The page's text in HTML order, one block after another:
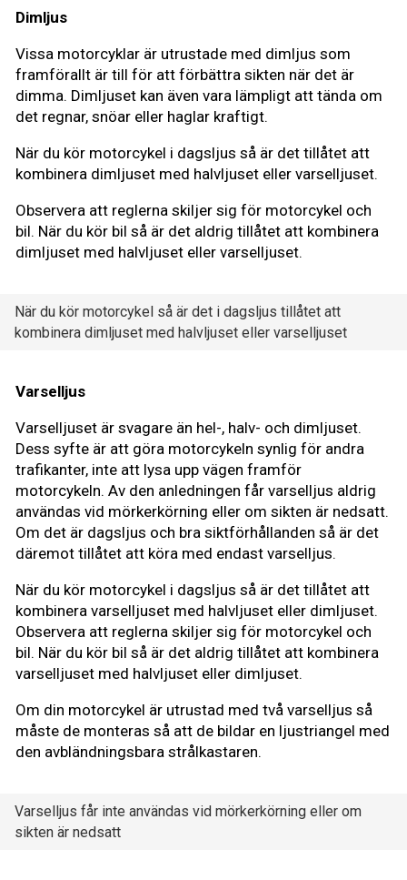
Dimljus
Vissa motorcyklar är utrustade med dimljus som
framförallt är till för att förbättra sikten när det är
dimma. Dimljuset kan även vara lämpligt att tända om
det regnar, snöar eller haglar kraftigt.
När du kör motorcykel i dagsljus så är det tillåtet att
kombinera dimljuset med halvljuset eller varselljuset.
Observera att reglerna skiljer sig för motorcykel och
bil. När du kör bil så är det aldrig tillåtet att kombinera
dimljuset med halvljuset eller varselljuset.
När du kör motorcykel så är det i dagsljus tillåtet att
kombinera dimljuset med halvljuset eller varselljuset
Varselljus
Varselljuset är svagare än hel-, halv- och dimljuset.
Dess syfte är att göra motorcykeln synlig för andra
trafikanter, inte att lysa upp vägen framför
motorcykeln. Av den anledningen får varselljus aldrig
användas vid mörkerkörning eller om sikten är nedsatt.
Om det är dagsljus och bra siktförhållanden så är det
däremot tillåtet att köra med endast varselljus.
När du kör motorcykel i dagsljus så är det tillåtet att
kombinera varselljuset med halvljuset eller dimljuset.
Observera att reglerna skiljer sig för motorcykel och
bil. När du kör bil så är det aldrig tillåtet att kombinera
varselljuset med halvljuset eller dimljuset.
Om din motorcykel är utrustad med två varselljus så
måste de monteras så att de bildar en ljustriangel med
den avbländningsbara strålkastaren.
Varselljus får inte användas vid mörkerkörning eller om
sikten är nedsatt